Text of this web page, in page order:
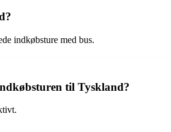
indkøbsture med bus.
til Tyskland?